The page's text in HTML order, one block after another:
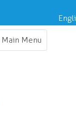
Main Menu
Toggle